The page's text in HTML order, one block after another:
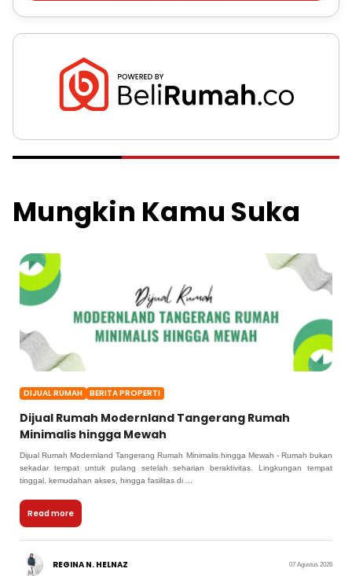
Mungkin Kamu Suka
DIJUAL RUMAH BERITA PROPERTI
Dijual Rumah Modernland Tangerang Rumah
Minimalis hingga Mewah
Dijual Rumah Modernland Tangerang Rumah Minimalis hingga Mewah - Rumah bukan
sekadar tempat untuk pulang setelah seharian beraktivitas. Lingkungan tempat
tinggal, kemudahan akses, hingga fasilitas di ...
Read more
REGINA N. HELNAZ 07 Agustus 2026